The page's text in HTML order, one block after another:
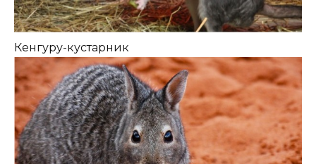
Кенгуру-кустарник